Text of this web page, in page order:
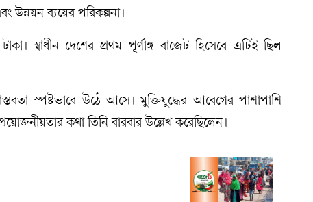
উন্নয়ন ব্যয়ের পরিকল্পনা।
স্বাধীন দেশের প্রথম পূর্ণাঙ্গ বাজেট হিসেবে এটিই ছিল
স্পষ্টভাবে উঠে আসে। মুক্তিযুদ্ধের আবেগের পাশাপাশি
কথা তিনি বারবার উল্লেখ করেছিলেন।